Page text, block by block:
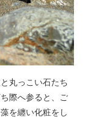
丸っこい石たち
際へ参ると、ご
を纏い化粧をし